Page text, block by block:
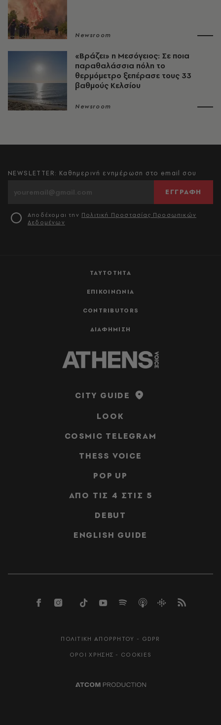
Newsroom
«Βράζει» η Μεσόγειος: Σε ποια
παραθαλάσσια πόλη το
θερμόμετρο ξεπέρασε τους 33
βαθμούς Κελσίου
Newsroom
ΤΑΥΤΟΤΗΤΑ
ΕΠΙΚΟΙΝΩΝΙΑ
CONTRIBUTORS
ΔΙΑΦΗΜΙΣΗ
NEWSLETTER: Καθημερινή ενημέρωση στο email σου
ΕΓΓΡΑΦΗ
Αποδέχομαι την Πολιτική Προστασίας Προσωπικών
Δεδομένων
CITY GUIDE
LOOK
COSMIC TELEGRAM
THESS VOICE
POP UP
ΑΠΟ ΤΙΣ 4 ΣΤΙΣ 5
DEBUT
ENGLISH GUIDE
ΠΟΛΙΤΙΚΗ ΑΠΟΡΡΗΤΟΥ - GDPR
ΟΡΟΙ ΧΡΗΣΗΣ - COOKIES